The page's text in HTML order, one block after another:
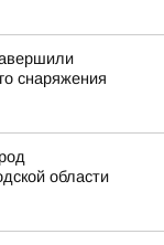
снаряжения
области